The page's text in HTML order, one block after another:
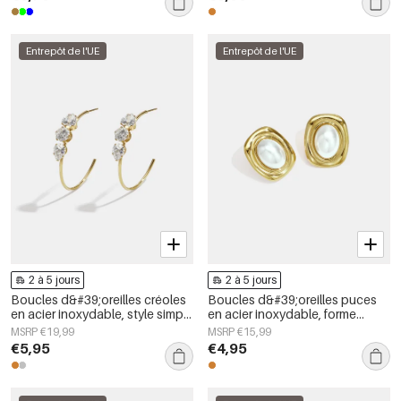
femmes
Entrepôt de l'UE
2 à 5 jours
Boucles d&#39;oreilles créoles
en acier inoxydable, style simple
et quotidien, collection de
bijoux pour femmes
MSRP €19,99
€5,95
Entrepôt de l'UE
2 à 5 jours
Boucles d&#39;oreilles puces
en acier inoxydable, forme
géométrique, collection simple
pour le quotidien, bijoux pour
femmes
MSRP €15,99
€4,95